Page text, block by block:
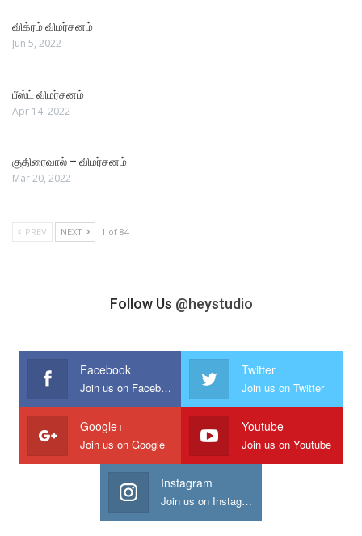
விக்ரம் விமர்சனம்
Jun 5, 2022
பீஸ்ட் விமர்சனம்
Apr 14, 2022
குதிரைவால் – விமர்சனம்
Mar 20, 2022
PREV NEXT 1 of 84
Follow Us @heystudio
Facebook
Join us on Facebook
Twitter
Join us on Twitter
Google+
Join us on Google
Youtube
Join us on Youtube
Instagram
Join us on Instagram